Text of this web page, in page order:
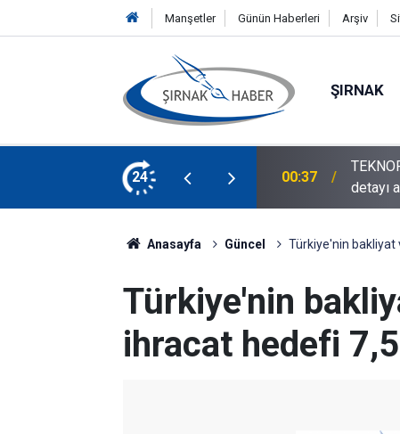
Manşetler Günün Haberleri Arşiv
ŞIRNAK
24
Ücretsiz ulaşım, konser ve program
00:23
Silopi
Verildi!
Anasayfa Güncel Türkiye'nin
Türkiye'nin
ihracat hedefi